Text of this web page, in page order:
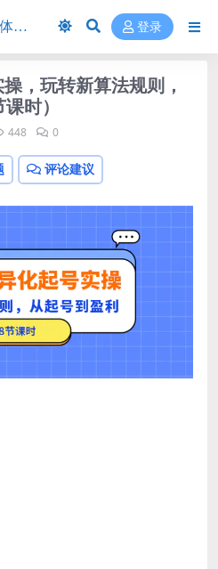
登录
，玩转新算法规则，
时）
448 0
评论建议